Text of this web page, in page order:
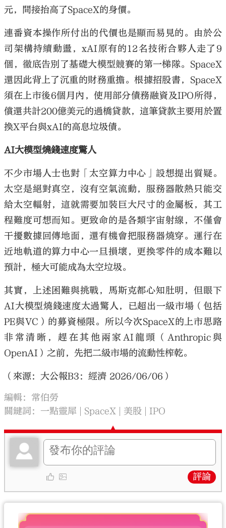
元，間接抬高了SpaceX的身價。
連番資本操作所付出的代價也是顯而易見的。由於公
司架構持續動盪，xAI原有的12名技術合夥人走了9
個，徹底告別了基礎大模型競賽的第一梯隊。SpaceX
還因此背上了沉重的財務重擔。根據招股書，SpaceX
須在上市後6個月內，使用部分債務融資及IPO所得，
償還共計200億美元的過橋貸款，這筆貸款主要用於置
換X平台與xAI的高息垃圾債。
AI大模型燒錢速度驚人
不少市場人士也對「太空算力中心」設想提出質疑。
太空是絕對真空，沒有空氣流動，服務器散熱只能交
給太空輻射，這就需要加裝巨大尺寸的金屬板，其工
程難度可想而知。更致命的是各類宇宙射線，不僅會
干擾數據回傳地面，還有機會把服務器燒穿。運行在
近地軌道的算力中心一旦損壞，更換零件的成本難以
預計，極大可能成為太空垃圾。
其實，上述困難與挑戰，馬斯克都心知肚明，但眼下
AI大模型燒錢速度太過驚人，已超出一級市場（包括
PE與VC）的募資極限。所以今次SpaceX的上市思路
非常清晰，趕在其他兩家AI龍頭（Anthropic與
OpenAI）之前，先把二級市場的流動性榨乾。
（來源：大公報B3：經濟 2026/06/06）
編輯：常伯勞
關鍵詞： 一點靈犀 SpaceX 美股 IPO
評論